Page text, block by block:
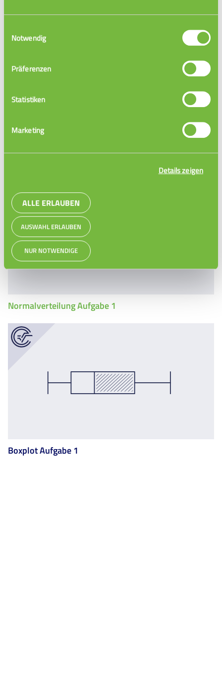
Notwendig
Präferenzen
Statistiken
Marketing
Details zeigen
ALLE ERLAUBEN
AUSWAHL ERLAUBEN
NUR NOTWENDIGE
Normalverteilung Aufgabe 1
Boxplot Aufgabe 1